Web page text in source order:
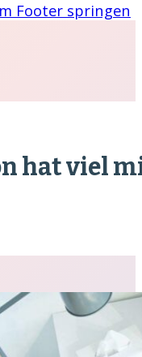
Footer springen
hat viel